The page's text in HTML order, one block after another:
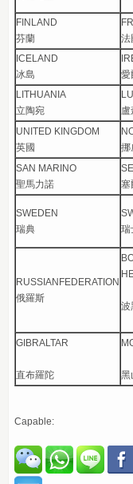
FINLAND
芬蘭
法
ICELAND
冰島
愛
LITHUANIA
立陶宛
盧
UNITED KINGDOM
英國
挪
SAN MARINO
聖馬力諾
塞
SWEDEN
瑞典
瑞
RUSSIANFEDERATION
俄羅斯
波
GIBRALTAR
直布羅陀 黑
Capable: